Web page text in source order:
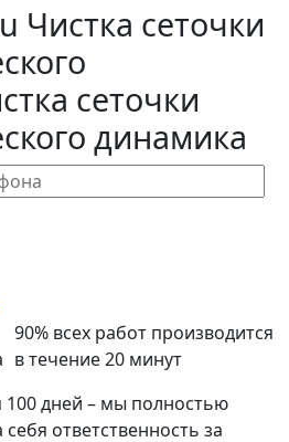
Чистка сеточки
сеточки
динамика
90% всех работ производится
в течение 20 минут
100 дней – мы полностью
ответственность за